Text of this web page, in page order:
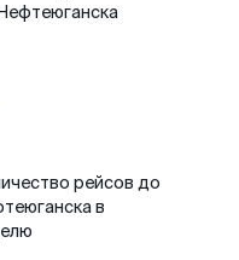
рейсов до
в